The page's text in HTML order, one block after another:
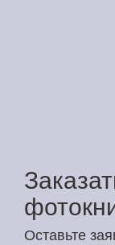
Оставьте